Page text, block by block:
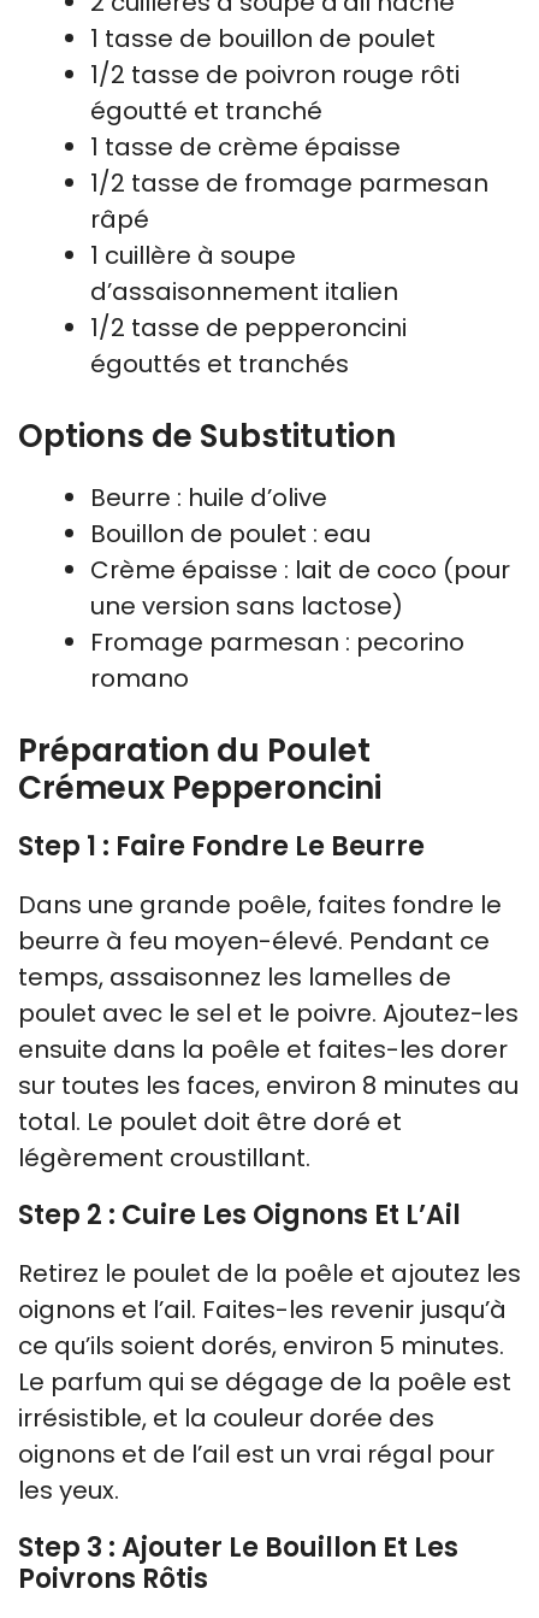
1 tasse de bouillon de poulet
1/2 tasse de poivron rouge rôti
égoutté et tranché
1 tasse de crème épaisse
1/2 tasse de fromage parmesan
râpé
1 cuillère à soupe
d’assaisonnement italien
1/2 tasse de pepperoncini
égouttés et tranchés
Options de Substitution
Beurre : huile d’olive
Bouillon de poulet : eau
Crème épaisse : lait de coco (pour
une version sans lactose)
Fromage parmesan : pecorino
romano
Préparation du Poulet
Crémeux Pepperoncini
Step 1 : Faire Fondre Le Beurre
Dans une grande poêle, faites fondre le
beurre à feu moyen-élevé. Pendant ce
temps, assaisonnez les lamelles de
poulet avec le sel et le poivre. Ajoutez-les
ensuite dans la poêle et faites-les dorer
sur toutes les faces, environ 8 minutes au
total. Le poulet doit être doré et
légèrement croustillant.
Step 2 : Cuire Les Oignons Et L’Ail
Retirez le poulet de la poêle et ajoutez les
oignons et l’ail. Faites-les revenir jusqu’à
ce qu’ils soient dorés, environ 5 minutes.
Le parfum qui se dégage de la poêle est
irrésistible, et la couleur dorée des
oignons et de l’ail est un vrai régal pour
les yeux.
Step 3 : Ajouter Le Bouillon Et Les
Poivrons Rôtis